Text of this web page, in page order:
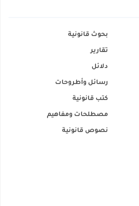
بحوث قانونية
تقارير
دلائل
رسائل وأطروحات
كتب قانونية
مصطلحات ومفاهيم
نصوص قانونية